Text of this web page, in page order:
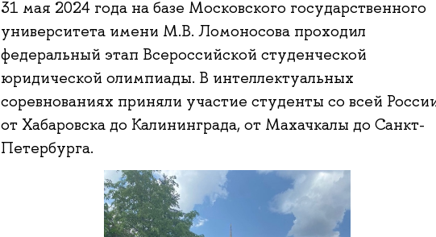
31 мая 2024 года на базе Московского государственного
университета имени М.В. Ломоносова проходил
федеральный этап Всероссийской студенческой
юридической олимпиады. В интеллектуальных
соревнованиях приняли участие студенты со всей
от Хабаровска до Калининграда, от Махачкалы до Санкт-
Петербурга.